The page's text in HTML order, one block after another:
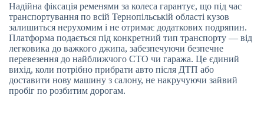
Надійна фіксація ременями за колеса гарантує, що під час
транспортування по всій Тернопільській області кузов
залишиться нерухомим і не отримає додаткових подряпин.
Платформа подається під конкретний тип транспорту — від
легковика до важкого джипа, забезпечуючи безпечне
перевезення до найближчого СТО чи гаража. Це єдиний
вихід, коли потрібно прибрати авто після ДТП або
доставити нову машину з салону, не накручуючи зайвий
пробіг по розбитим дорогам.